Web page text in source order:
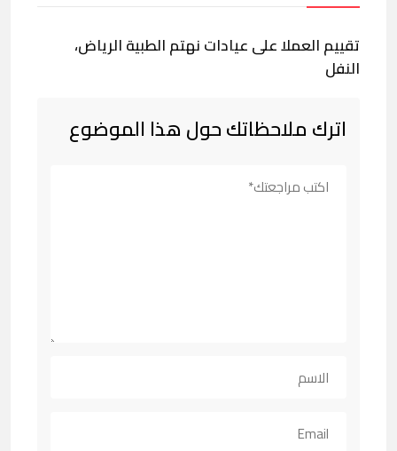
تقييم العملا على عيادات نهتم الطبية الرياض،
النفل
اترك ملاحظاتك حول هذا الموضوع